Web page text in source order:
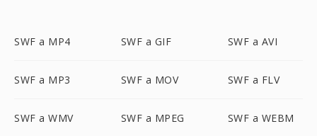
SWF a MP4 SWF a GIF SWF a AVI
SWF a MP3 SWF a MOV SWF a FLV
SWF a WMV SWF a MPEG SWF a WEBM